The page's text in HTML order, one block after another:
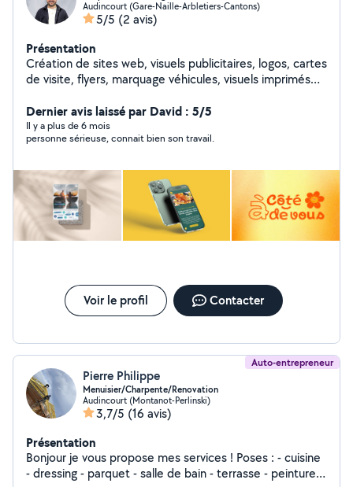
Audincourt (Gare-Naille-Arbletiers-Cantons)
5/5 (2 avis)
Présentation
Création de sites web, visuels publicitaires, logos, cartes
de visite, flyers, marquage véhicules, visuels imprimés
Dernier avis laissé par David : 5/5
Il y a plus de 6 mois
personne sérieuse, connait bien son travail.
Voir le profil Contacter
Auto-entrepreneur
Pierre Philippe
Menuisier/Charpente/Renovation
Audincourt (Montanot-Perlinski)
3,7/5 (16 avis)
Présentation
Bonjour je vous propose mes services ! Poses : - cuisine
- dressing - parquet - salle de bain - terrasse - peinture -